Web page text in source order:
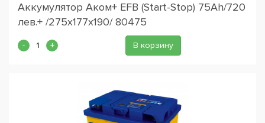
Аккумулятор Аком+ EFB (Start-Stop) 75Ah/720
лев.+ /275x177x190/ 80475
В корзину